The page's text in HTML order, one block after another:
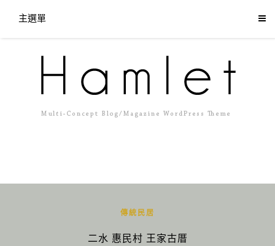
主選單
傳統民居
二水 惠民村 王家古厝